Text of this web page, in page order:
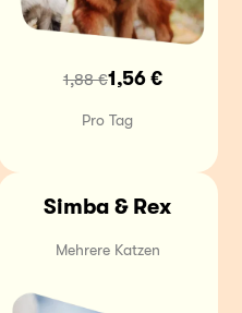
1,88 €1,56 €
Pro Tag
Simba & Rex
Mehrere Katzen